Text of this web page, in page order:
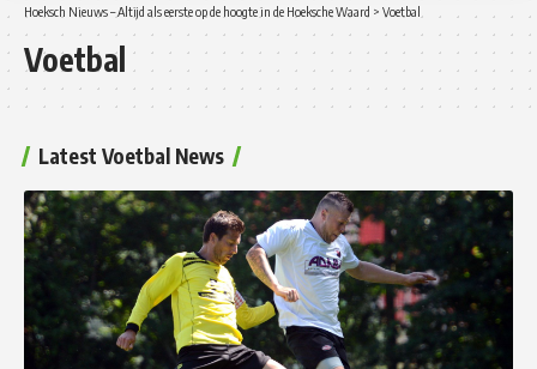
Hoeksch Nieuws – Altijd als eerste op de hoogte in de Hoeksche Waard > Voetbal
Voetbal
Latest Voetbal News